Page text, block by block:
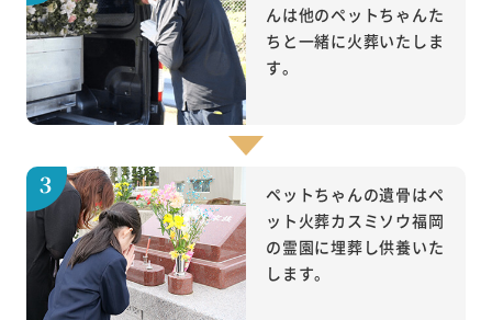
んは他のペットちゃんた
ちと一緒に火葬いたしま
す。
ペットちゃんの遺骨はペ
ット火葬カスミソウ福岡
の霊園に埋葬し供養いた
します。